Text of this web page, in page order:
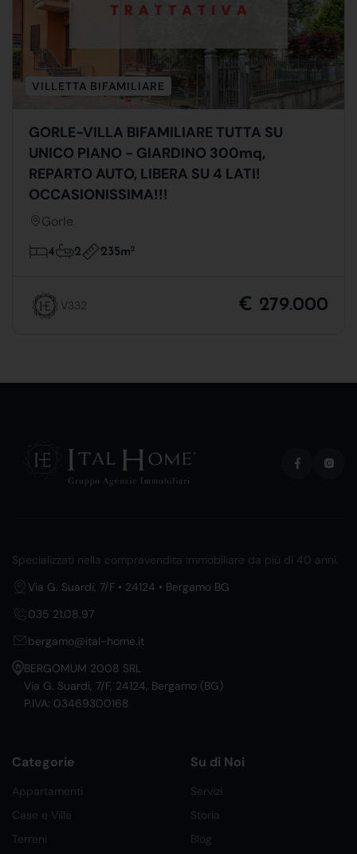
VILLETTA BIFAMILIARE
GORLE-VILLA BIFAMILIARE TUTTA SU
UNICO PIANO - GIARDINO 300mq,
REPARTO AUTO, LIBERA SU 4 LATI!
OCCASIONISSIMA!!!
Gorle
4 2 235m2
V332 € 279.000
Specializzati nella compravendita immobiliare da più di 40 anni.
Via G. Suardi, 7/F • 24124 • Bergamo BG
035 21.08.97
bergamo@ital-home.it
BERGOMUM 2008 SRL
Via G. Suardi, 7/F, 24124, Bergamo (BG)
P.IVA: 03469300168
Categorie
Appartamenti
Case e Ville
Terreni
Su di Noi
Servizi
Storia
Blog